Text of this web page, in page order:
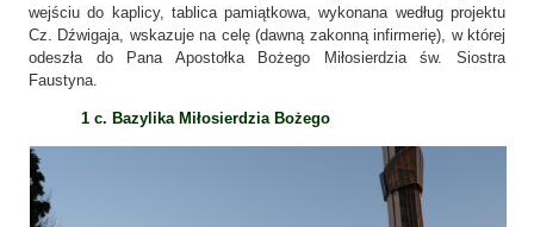
wejściu do kaplicy, tablica pamiątkowa, wykonana według projektu
Cz. Dźwigaja, wskazuje na celę (dawną zakonną infirmerię), w której
odeszła do Pana Apostołka Bożego Miłosierdzia św. Siostra
Faustyna.
1 c. Bazylika Miłosierdzia Bożego